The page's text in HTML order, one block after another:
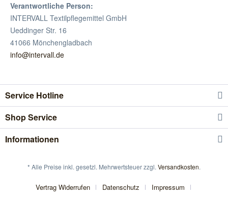
Verantwortliche Person:
INTERVALL Textilpflegemittel GmbH
Ueddinger Str. 16
41066 Mönchengladbach
info@intervall.de
Service Hotline
Shop Service
Informationen
* Alle Preise inkl. gesetzl. Mehrwertsteuer zzgl. Versandkosten.
Vertrag Widerrufen Datenschutz Impressum